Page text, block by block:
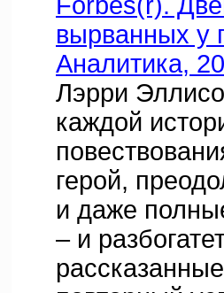
вырванных у
Аналитика,
Лэрри
каждой
герой,
и даже
– и